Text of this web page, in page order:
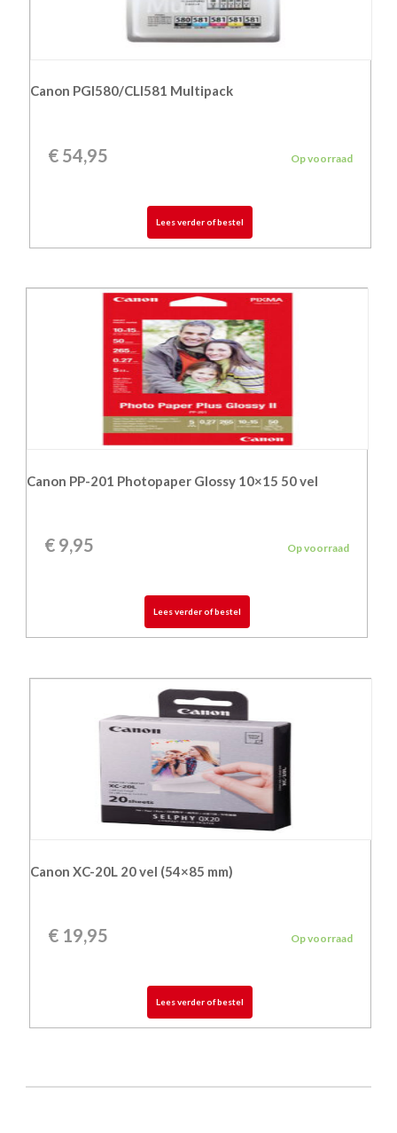
Canon PGI580/CLI581 Multipack
€54,95 Op voorraad
Lees verder of bestel
Canon PP-201 Photopaper Glossy 10×15 50 vel
€ 9,95 Op voorraad
Lees verder of bestel
Canon XC-20L 20 vel (54×85 mm)
€19,95 Op voorraad
Lees verder of bestel